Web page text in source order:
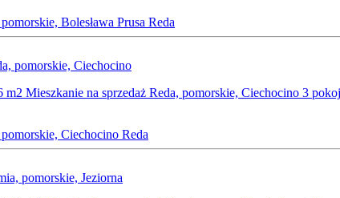
Bolesława Prusa Reda
m2 Mieszkanie na sprzedaż Reda, pomorskie, Ciechocino 3
Ciechocino Reda